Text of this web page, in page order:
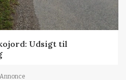
Udsigt til
Annonce